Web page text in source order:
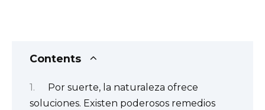
Contents
Por suerte, la naturaleza ofrece
soluciones. Existen poderosos remedios